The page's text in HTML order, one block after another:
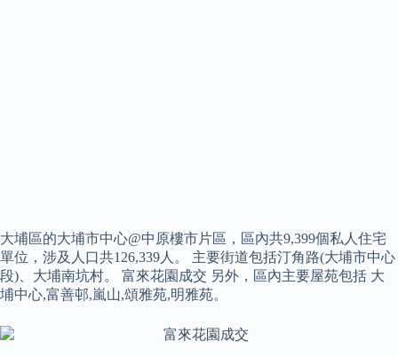
大埔區的大埔市中心@中原樓市片區，區內共9,399個私人住宅
單位，涉及人口共126,339人。 主要街道包括汀角路(大埔市中心
段)、大埔南坑村。 富來花園成交 另外，區內主要屋苑包括 大
埔中心,富善邨,嵐山,頌雅苑,明雅苑。